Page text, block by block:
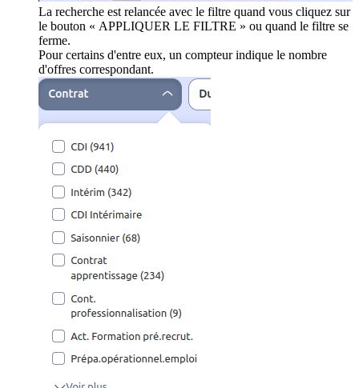
La recherche est relancée avec le filtre quand vous cliquez sur
le bouton « APPLIQUER LE FILTRE » ou quand le filtre se
ferme.
Pour certains d'entre eux, un compteur indique le nombre
d'offres correspondant.